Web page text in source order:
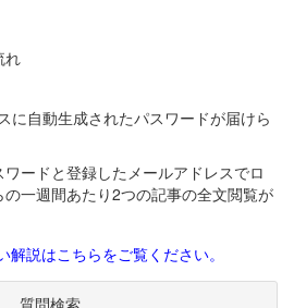
れ
に自動生成されたパスワードが届けら
ードと登録したメールアドレスでロ
一週間あたり2つの記事の全文閲覧が
説はこちらをご覧ください。
質問検索